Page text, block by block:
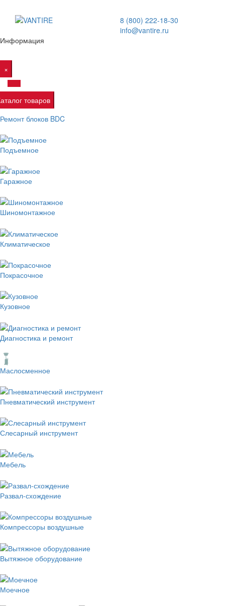
8 (800) 222-18-30
info@vantire.ru
Информация
×
товаров
Ремонт блоков BDC
Подъемное
Гаражное
Шиномонтажное
Климатическое
Покрасочное
Кузовное
Диагностика и ремонт
Маслосменное
Пневматический инструмент
Слесарный инструмент
Мебель
Развал-схождение
Компрессоры воздушные
Вытяжное оборудование
Моечное